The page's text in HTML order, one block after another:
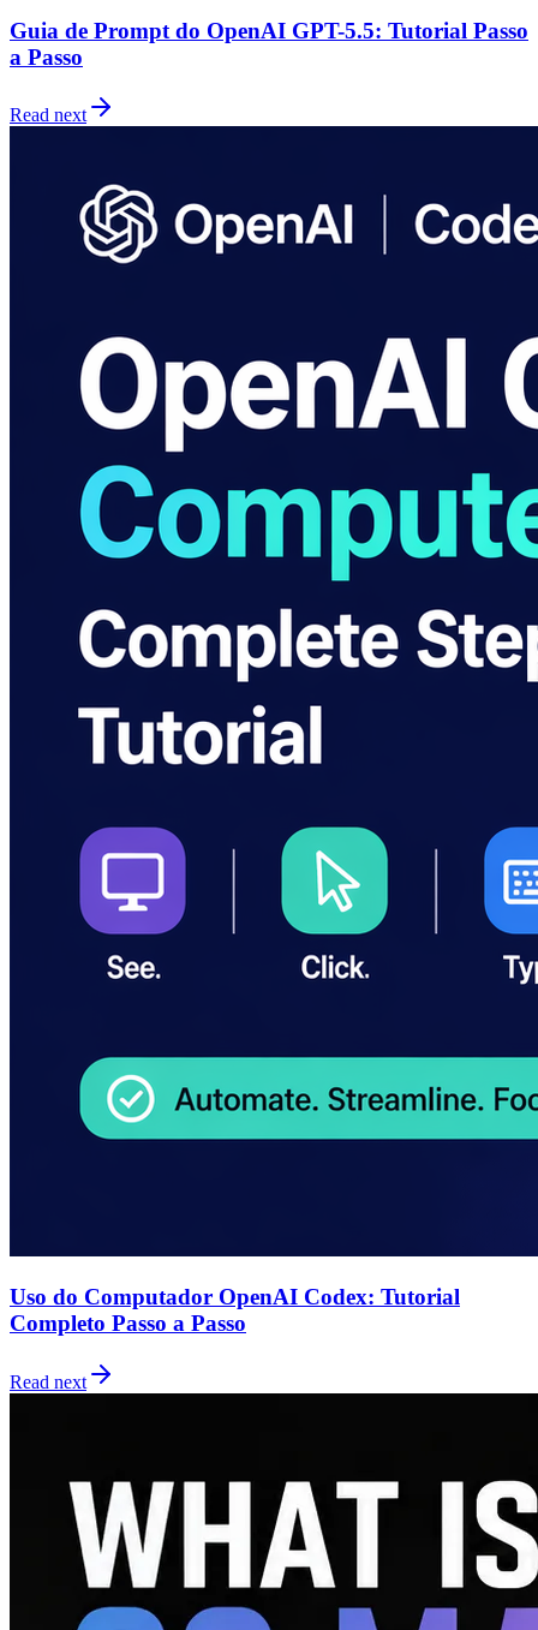
Guia de Prompt do OpenAI GPT-5.5: Tutorial Passo
a Passo
Read next
Uso do Computador OpenAI Codex: Tutorial
Completo Passo a Passo
Read next